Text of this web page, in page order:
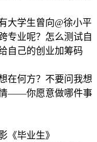
大学生曾向@徐小平
专业呢？怎么测试自
自己的创业加筹码
在何方？不要问我想
情——你愿意做哪件事
《毕业生》